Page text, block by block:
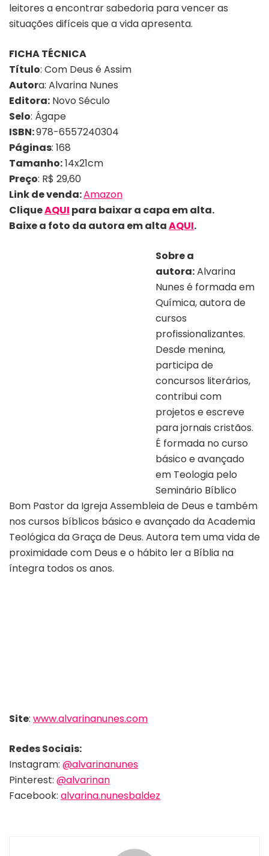
leitores a encontrar sabedoria para vencer as
situações difíceis que a vida apresenta.
FICHA TÉCNICA
Título: Com Deus é Assim
Autora: Alvarina Nunes
Editora: Novo Século
Selo: Ágape
ISBN:978-6557240304
Páginas: 168
Tamanho:14x21cm
Preço: R$ 29,60
Link de venda:Amazon
CliqueAQUI para baixar a capa em alta.
Baixe a foto da autora em altaAQUI.
Sobre a
autora:Alvarina
Nunes é formada em
Química, autora de
cursos
profissionalizantes.
Desde menina,
participa de
concursos literários,
contribui com
projetos e escreve
para jornais cristãos.
É formada no curso
básico e avançado
em Teologia pelo
Seminário Bíblico
Bom Pastor da Igreja Assembleia de Deus e também
nos cursos bíblicos básico e avançado da Academia
Teológica da Graça de Deus. Autora tem uma vida de
proximidade com Deus e o hábito ler a Bíblia na
íntegra todos os anos.
Site: www.alvarinanunes.com
Redes Sociais:
Instagram: @alvarinanunes
Pinterest: @alvarinan
Facebook: alvarina.nunesbaldez